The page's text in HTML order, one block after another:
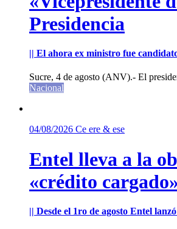
Presidencia
|| El ahora ex ministro fue
Sucre, 4 de agosto (ANV).- El
Nacional
04/08/2026 Ce ere & ese
Entel lleva a la
«crédito
|| Desde el 1ro de agosto Entel